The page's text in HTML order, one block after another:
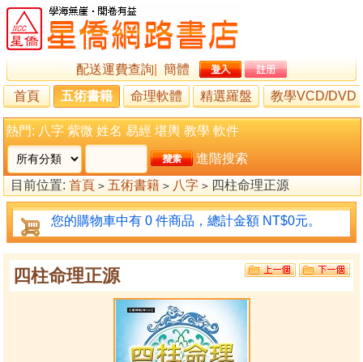
配送運費查詢
簡體
首頁
五術書籍 命理軟體 精選羅盤 教學VCD/DVD
熱門: 八字 紫微 姓名 易經 堪輿 教學 軟件
進階搜索
目前位置: 首頁 > 五術書籍 > 八字 > 四柱命理正源
您的購物車中有 0 件商品，總計金額 NT$0元。
四柱命理正源